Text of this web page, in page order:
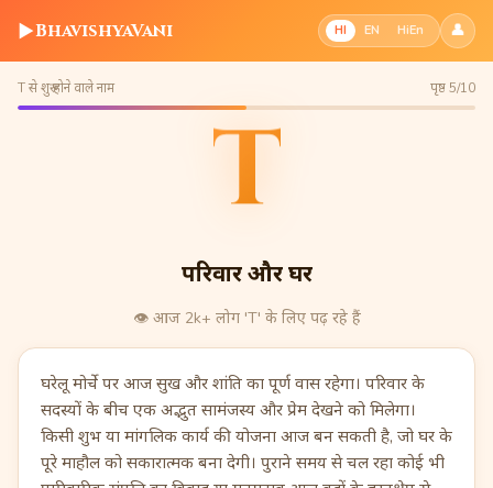
▶BhavishyaVani HI EN HiEn 👤
T से शुरू होने वाले नाम पृष्ठ 5/10
T
परिवार और घर
👁️ आज 2k+ लोग 'T' के लिए पढ़ रहे हैं
घरेलू मोर्चे पर आज सुख और शांति का पूर्ण वास रहेगा। परिवार के
सदस्यों के बीच एक अद्भुत सामंजस्य और प्रेम देखने को मिलेगा।
किसी शुभ या मांगलिक कार्य की योजना आज बन सकती है, जो घर के
पूरे माहौल को सकारात्मक बना देगी। पुराने समय से चल रहा कोई भी